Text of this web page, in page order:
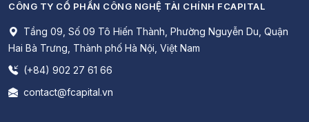
CÔNG TY CỔ PHẦN CÔNG NGHỆ TÀI CHÍNH FCAPITAL
Tầng 09, Số 09 Tô Hiến Thành, Phường Nguyễn Du, Quận
Hai Bà Trưng, Thành phố Hà Nội, Việt Nam
(+84) 902 27 61 66
contact@fcapital.vn